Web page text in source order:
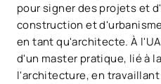
pour signer des projets et
construction et
en tant qu'architecte. À
d'un master pratique, lié à
l'architecture, en